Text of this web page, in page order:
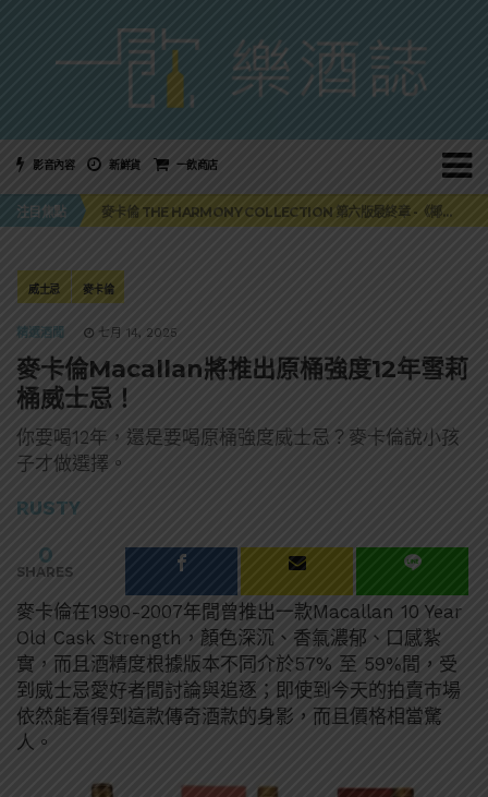
影音內容 新鮮貨 一飲商店
注目焦點
美國正式恢復蘇格蘭威士忌零關稅！烈酒產業再次迎來重磅利多
麥卡倫 THE HARMONY COLLECTION 第六版最終章 -《椰風煖韻》
角嗨尬炸物X爽快這一步，角瓶攜手頂呱呱 全新套餐限時登場
美國正式恢復蘇格蘭威士忌零關稅！烈酒產業再次迎來重磅利多
威士忌 麥卡倫
精選酒聞 七月 14, 2025
麥卡倫Macallan將推出原桶強度12年雪莉
桶威士忌！
你要喝12年，還是要喝原桶強度威士忌？麥卡倫說小孩
子才做選擇。
RUSTY
0
SHARES
麥卡倫在1990-2007年間曾推出一款Macallan 10 Year
Old Cask Strength，顏色深沉、香氣濃郁、口感紮
實，而且酒精度根據版本不同介於57% 至 59%間，受
到威士忌愛好者間討論與追逐；即使到今天的拍賣市場
依然能看得到這款傳奇酒款的身影，而且價格相當驚
人。